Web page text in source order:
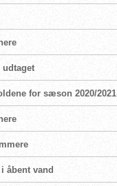
udtaget
for sæson 2020/2021
åbent vand